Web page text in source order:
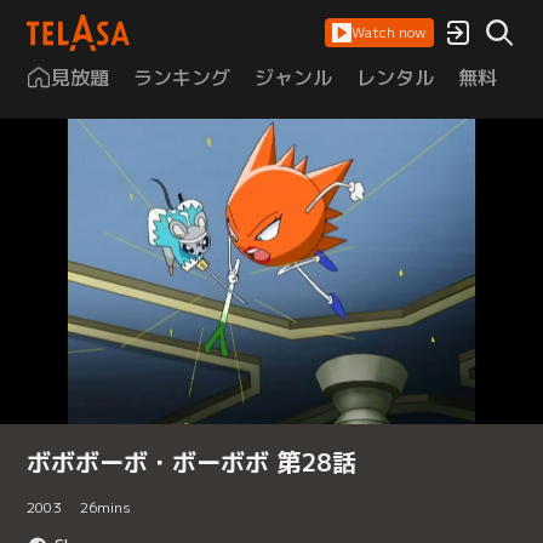
Watch now
見放題 ランキング ジャンル レンタル 無料
ボボボーボ・ボーボボ 第28話
2003 26mins